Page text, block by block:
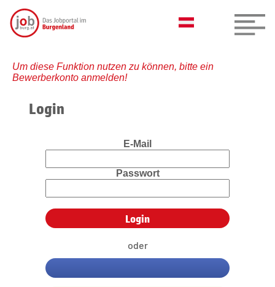
Um diese Funktion nutzen zu können, bitte ein
Bewerberkonto anmelden!
Login
E-Mail
Passwort
oder